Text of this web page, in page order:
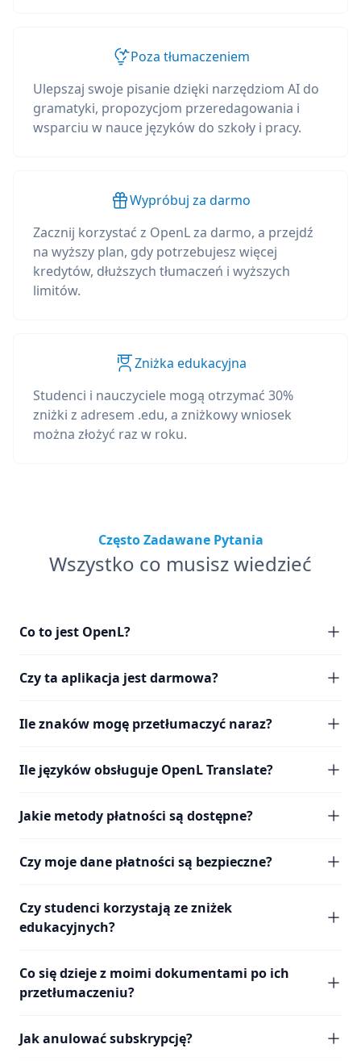
Poza tłumaczeniem
Ulepszaj swoje pisanie dzięki narzędziom AI do
gramatyki, propozycjom przeredagowania i
wsparciu w nauce języków do szkoły i pracy.
Wypróbuj za darmo
Zacznij korzystać z OpenL za darmo, a przejdź
na wyższy plan, gdy potrzebujesz więcej
kredytów, dłuższych tłumaczeń i wyższych
limitów.
Zniżka edukacyjna
Studenci i nauczyciele mogą otrzymać 30%
zniżki z adresem .edu, a zniżkowy wniosek
można złożyć raz w roku.
Często Zadawane Pytania
Wszystko co musisz wiedzieć
Co to jest OpenL?
Czy ta aplikacja jest darmowa?
Ile znaków mogę przetłumaczyć naraz?
Ile języków obsługuje OpenL Translate?
Jakie metody płatności są dostępne?
Czy moje dane płatności są bezpieczne?
Czy studenci korzystają ze zniżek
edukacyjnych?
Co się dzieje z moimi dokumentami po ich
przetłumaczeniu?
Jak anulować subskrypcję?